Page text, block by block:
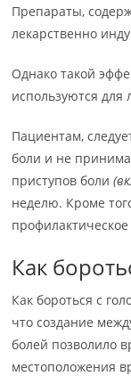
Препараты,
лекарственно
Однако такой
используются
Пациентам,
боли и не
приступов боли
неделю. Кроме
Как
Как бороться с
что создание
болей позволило
местоположения